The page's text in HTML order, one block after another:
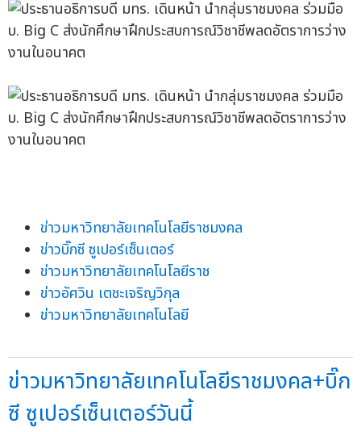
ข่าวมหาวิทยาลัยเทคโนโลยีราชมงคล
ข่าวบิ๊กซี ซูเปอร์เซ็นเตอร์
ข่าวมหาวิทยาลัยเทคโนโลยีราช
ข่าวอัศวิน เตชะเจริญวิกุล
ข่าวมหาวิทยาลัยเทคโนโลยี
ข่าวมหาวิทยาลัยเทคโนโลยีราชมงคล+บิ๊ก
ซี ซูเปอร์เซ็นเตอร์วันนี้